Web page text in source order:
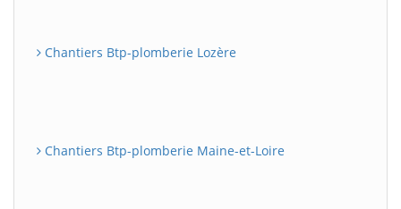
Chantiers Btp-plomberie Lozère
Chantiers Btp-plomberie Maine-et-Loire